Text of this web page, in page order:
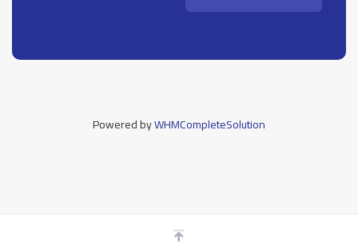
Powered byWHMCompleteSolution